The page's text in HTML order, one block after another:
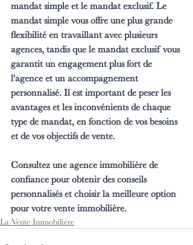
mandat simple et le mandat exclusif. Le
mandat simple vous offre une plus grande
flexibilité en travaillant avec plusieurs
agences, tandis que le mandat exclusif vous
garantit un engagement plus fort de
l'agence et un accompagnement
personnalisé. Il est important de peser les
avantages et les inconvénients de chaque
type de mandat, en fonction de vos besoins
et de vos objectifs de vente.
Consultez une agence immobilière de
confiance pour obtenir des conseils
personnalisés et choisir la meilleure option
pour votre vente immobilière.
La Vente Immobilière